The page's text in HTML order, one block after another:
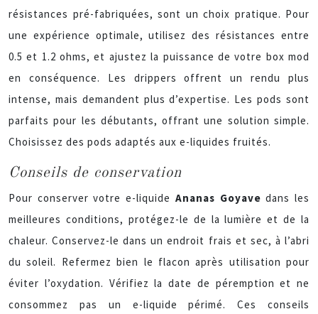
résistances pré-fabriquées, sont un choix pratique. Pour
une expérience optimale, utilisez des résistances entre
0.5 et 1.2 ohms, et ajustez la puissance de votre box mod
en conséquence. Les drippers offrent un rendu plus
intense, mais demandent plus d’expertise. Les pods sont
parfaits pour les débutants, offrant une solution simple.
Choisissez des pods adaptés aux e-liquides fruités.
Conseils de conservation
Pour conserver votre e-liquide Ananas Goyavedans les
meilleures conditions, protégez-le de la lumière et de la
chaleur. Conservez-le dans un endroit frais et sec, à l’abri
du soleil. Refermez bien le flacon après utilisation pour
éviter l’oxydation. Vérifiez la date de péremption et ne
consommez pas un e-liquide périmé. Ces conseils